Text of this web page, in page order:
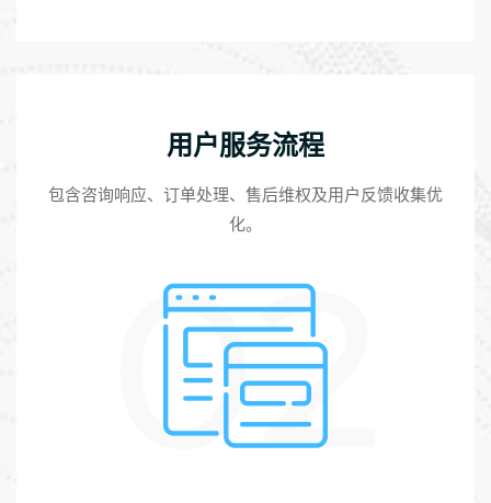
用户服务流程
包含咨询响应、订单处理、售后维权及用户反馈收集优
化。
02